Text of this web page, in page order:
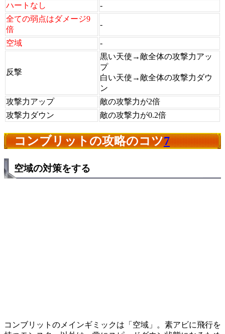
ハートなし
-
全ての弱点はダメージ9
倍
-
空域 -
反撃
黒い天使→敵全体の攻撃力アッ
プ
白い天使→敵全体の攻撃力ダウ
ン
攻撃力アップ
敵の攻撃力が2倍
攻撃力ダウン
敵の攻撃力が0.2倍
コンブリットの攻略のコツ7
空域の対策をする
コンブリットのメインギミックは「空域」。素アビに飛行を